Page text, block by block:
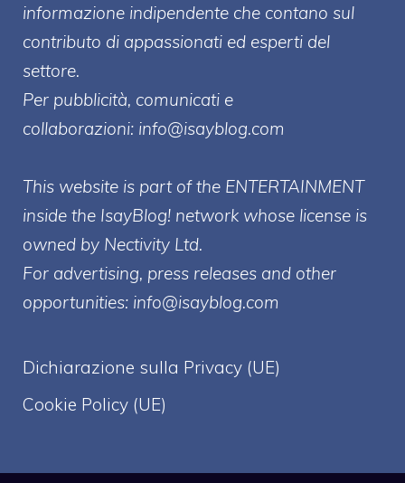
informazione indipendente che contano sul
contributo di appassionati ed esperti del
settore.
Per pubblicità, comunicati e
collaborazioni: info@isayblog.com
This website is part of the ENTERTAINMENT
inside the IsayBlog! network whose license is
owned by Nectivity Ltd.
For advertising, press releases and other
opportunities: info@isayblog.com
Dichiarazione sulla Privacy (UE)
Cookie Policy (UE)